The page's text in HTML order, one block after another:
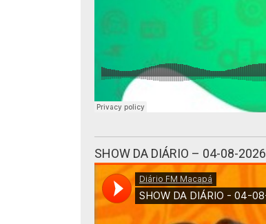
SHOW DA DIÁRIO – 04-08-2026